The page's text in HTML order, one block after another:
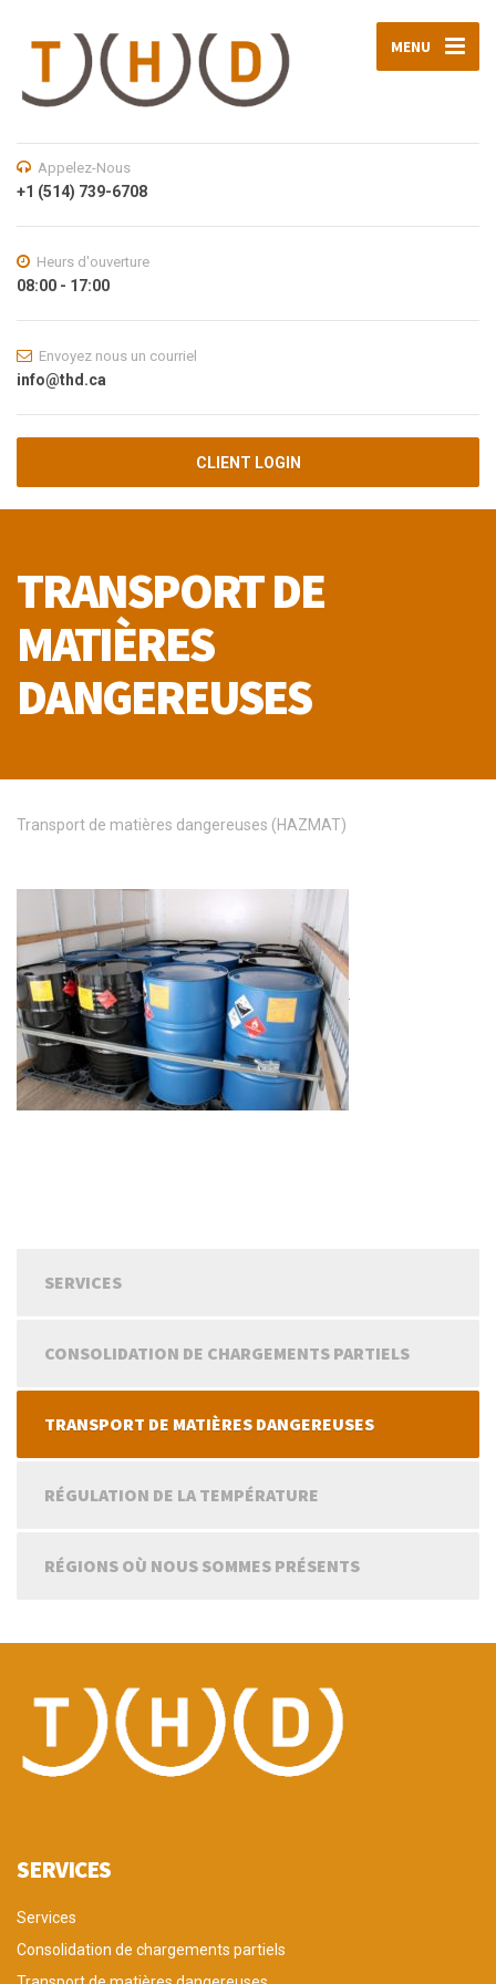
MENU
Appelez-Nous
+1 (514) 739-6708
Heurs d'ouverture
08:00 - 17:00
Envoyez nous un courriel
info@thd.ca
CLIENT LOGIN
TRANSPORT DE
MATIÈRES
DANGEREUSES
Transport de matières dangereuses (HAZMAT)
SERVICES
CONSOLIDATION DE CHARGEMENTS PARTIELS
TRANSPORT DE MATIÈRES DANGEREUSES
RÉGULATION DE LA TEMPÉRATURE
RÉGIONS OÙ NOUS SOMMES PRÉSENTS
SERVICES
Services
Consolidation de chargements partiels